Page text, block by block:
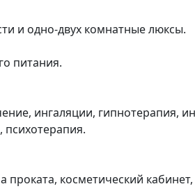
и одно-двух комнатные люксы.
питания.
ингаляции, гипнотерапия,
косметический